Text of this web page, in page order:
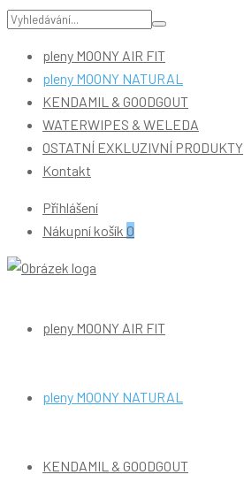
Hledání:
pleny MOONY AIR FIT
pleny MOONY NATURAL
KENDAMIL & GOODGOUT
WATERWIPES & WELEDA
OSTATNÍ EXKLUZIVNÍ PRODUKTY
Kontakt
Přihlášení
Nákupní košík 0
Menu
pleny MOONY AIR FIT
pleny MOONY NATURAL
KENDAMIL & GOODGOUT